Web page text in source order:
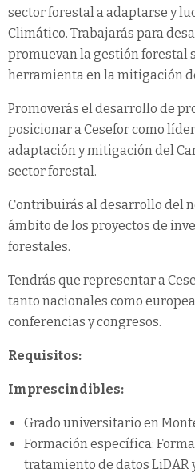
sector forestal a adaptarse y
Climático. Trabajarás para
promuevan la gestión forestal
herramienta en la mitigación
Promoverás el desarrollo de
posicionar a Cesefor como
adaptación y mitigación del
sector forestal.
Contribuirás al desarrollo del
ámbito de los proyectos de
forestales.
Tendrás que representar a
tanto nacionales como
conferencias y congresos.
Requisitos:
Imprescindibles:
Grado universitario en
Formación específica:
tratamiento de datos LiDAR